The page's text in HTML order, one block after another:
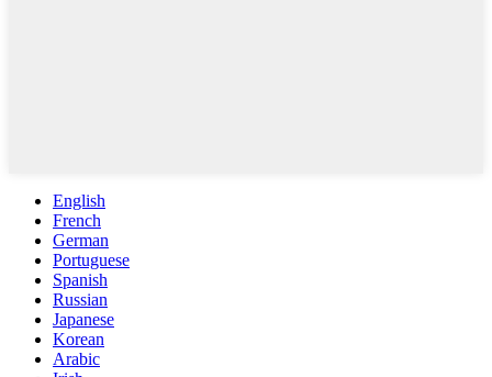
English
French
German
Portuguese
Spanish
Russian
Japanese
Korean
Arabic